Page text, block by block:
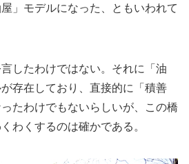
」モデルになった、ともいわれて
したわけではない。それに「油
存在しており、直接的に「積善
たわけでもないらしいが、この橋
わくするのは確かである。